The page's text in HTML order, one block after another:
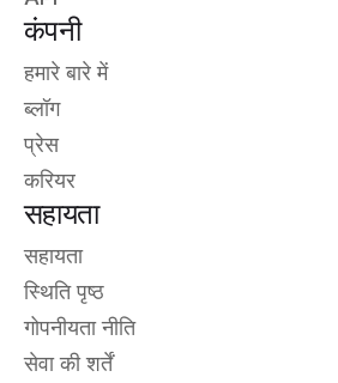
कंपनी
हमारे बारे में
ब्लॉग
प्रेस
करियर
सहायता
सहायता
स्थिति पृष्ठ
गोपनीयता नीति
सेवा की शर्तें